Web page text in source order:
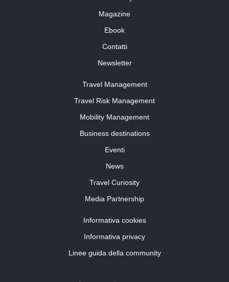
Magazine
Ebook
Contatti
Newsletter
Travel Management
Travel Risk Management
Mobility Management
Business destinations
Eventi
News
Travel Curiosity
Media Partnership
Informativa cookies
Informativa privacy
Linee guida della community